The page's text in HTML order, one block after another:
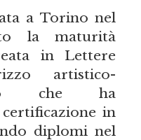
a Torino nel
la maturità
in Lettere
artistico-
che ha
in
diplomi nel